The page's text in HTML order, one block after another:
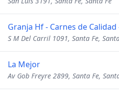
S M Del Carril 1091, Santa Fe,
La Mejor
Av Gob Freyre 2899, Santa Fe,